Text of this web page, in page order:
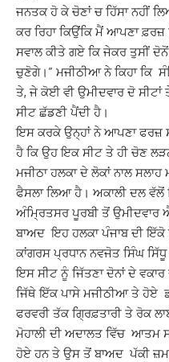
ਜਨਤਕ ਹੋ ਕੇ ਚੋਣਾਂ ਚ ਹਿੱਸਾ ਨਹੀਂ
ਕਰ ਰਿਹਾ ਕਿਉਂਕਿ ਮੈਂ ਆਪਣਾ ਫ਼ਰਜ਼
ਸਵਾਲ ਕੀਤੇ ਗਏ ਕਿ ਜੇਕਰ ਤੁਸੀਂ ਦੋਨੋਂ
ਚੁਣੋਗੇ।” ਮਜੀਠੀਆ ਨੇ ਕਿਹਾ ਕਿ
ਤੇ, ਜੇ ਕੋਈ ਵੀ ਉਮੀਦਵਾਰ ਦੋ
ਸੀਟ ਛੱਡਣੀ ਪੈਂਦੀ ਹੈ।
ਇਸ ਕਰਕੇ ਉਨ੍ਹਾਂ ਨੇ ਆਪਣਾ ਫਰਜ਼
ਹੈ ਕਿ ਉਹ ਇਕ ਸੀਟ ਤੇ ਹੀ ਚੋਣ
ਮਜੀਠਾ ਹਲਕਾ ਦੇ ਲੋਕਾਂ ਨਾਲ
ਫੈਸਲਾ ਲਿਆ ਹੈ। ਅਕਾਲੀ ਦਲ ਵੱਲੋਂ
ਅੰਮ੍ਰਿਤਸਰ ਪੂਰਬੀ ਤੋਂ
ਬਾਅਦ ਇਹ ਹਲਕਾ ਪੰਜਾਬ ਦੀ ਇੱਕੋ
ਕਾਂਗਰਸ ਪ੍ਰਧਾਨ ਨਵਜੋਤ ਸਿੰਘ
ਇਸ ਸੀਟ ਨੂੰ ਜਿੱਤਣਾ ਦੋਨਾਂ ਦੇ
ਜਿੱਥੇ ਇੱਕ ਪਾਸੇ ਮਜੀਠੀਆ ਤੇ ਹੋਏ
ਫਰਵਰੀ ਤੱਕ ਗ੍ਰਿਫ਼ਤਾਰੀ ਤੇ ਰੋਕ
ਮੋਹਾਲੀ ਦੀ ਅਦਾਲਤ ਵਿੱਚ ਆਤਮ
ਹੋਏ ਹਨ ਤੇ ਉਸ ਤੋਂ ਬਾਅਦ ਪੱਕੀ